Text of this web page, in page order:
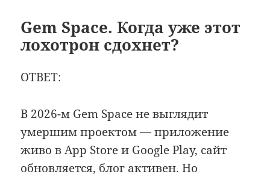
Gem Space. Когда уже этот
лохотрон сдохнет?
ОТВЕТ:
В 2026-м Gem Space не выглядит
умершим проектом — приложение
живо в App Store и Google Play, сайт
обновляется, блог активен. Но